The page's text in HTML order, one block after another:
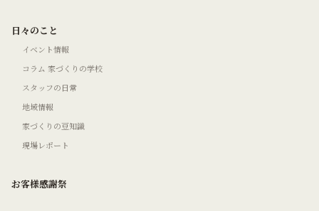
日々のこと
イベント情報
コラム 家づくりの学校
スタッフの日常
地域情報
家づくりの豆知識
現場レポート
お客様感謝祭